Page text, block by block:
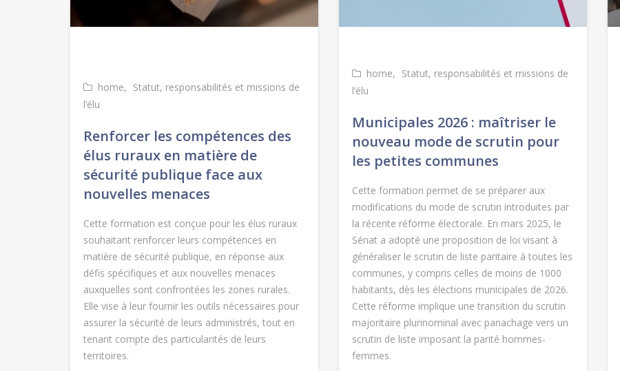
home
Statut, responsabilités et missions de
l’élu
Renforcer les compétences des
élus ruraux en matière de
sécurité publique face aux
nouvelles menaces
Cette formation est conçue pour les élus ruraux
souhaitant renforcer leurs compétences en
matière de sécurité publique, en réponse aux
défis spécifiques et aux nouvelles menaces
auxquelles sont confrontées les zones rurales.
Elle vise à leur fournir les outils nécessaires pour
assurer la sécurité de leurs administrés, tout en
tenant compte des particularités de leurs
territoires.
home
Statut, responsabilités et missions de
l’élu
Municipales 2026 : maîtriser le
nouveau mode de scrutin pour
les petites communes
Cette formation permet de se préparer aux
modifications du mode de scrutin introduites par
la récente réforme électorale. En mars 2025, le
Sénat a adopté une proposition de loi visant à
généraliser le scrutin de liste paritaire à toutes les
communes, y compris celles de moins de 1000
habitants, dès les élections municipales de 2026.
Cette réforme implique une transition du scrutin
majoritaire plurinominal avec panachage vers un
scrutin de liste imposant la parité hommes-
femmes.